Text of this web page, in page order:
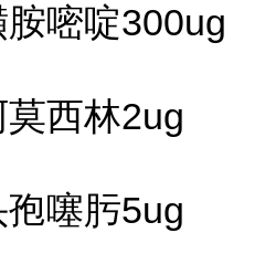
嘧啶300ug
西林2ug
噻肟5ug